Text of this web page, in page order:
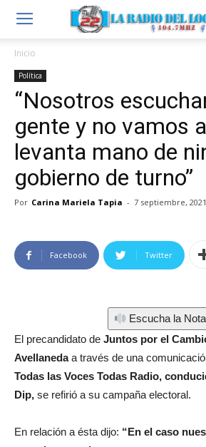
Inicio
Política
“Nosotros
gente y no vamos
levanta mano de
gobierno de turno”
Por Carina Mariela Tapia - 7 septiembre, 2021
Facebook Twitter
Escucha la Nota
El precandidato de Juntos por el
Avellanedaa través de una
Todas las Voces Todas Radio,
Dip, se refirió a su campaña electoral.
En relación a ésta dijo: “En el caso